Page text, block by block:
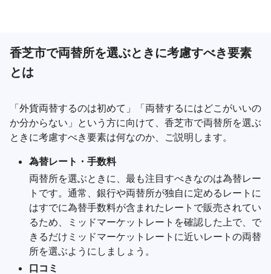
香芝市で両替所を選ぶときに考慮すべき要素
とは
「外貨両替するのは初めて」「両替するにはどこがいいの
か分からない」という方に向けて、香芝市で両替所を選ぶ
ときに考慮すべき要素は何なのか、ご説明します。
為替レート・手数料
両替所を選ぶときに、最も注目すべきなのは為替レー
トです。通常、銀行や両替所が独自に定めるレートに
はすでに為替手数料が含まれたレートで販売されてい
るため、ミッドマーケットレートを確認した上で、で
きるだけミッドマーケットレートに近いレートの両替
所を選ぶようにしましょう。
口コミ